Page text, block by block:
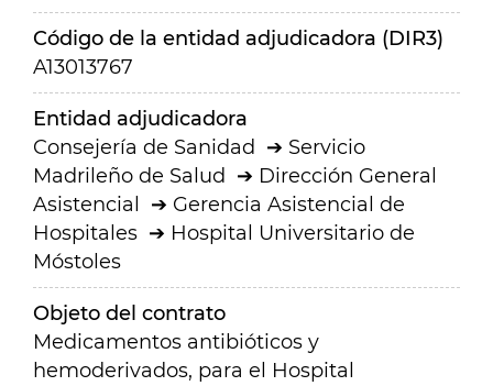
Código de la entidad adjudicadora (DIR3)
A13013767
Entidad adjudicadora
Consejería de Sanidad
Servicio
Madrileño de Salud
Dirección General
Asistencial
Gerencia Asistencial de
Hospitales
Hospital Universitario de
Móstoles
Objeto del contrato
Medicamentos antibióticos y
hemoderivados, para el Hospital